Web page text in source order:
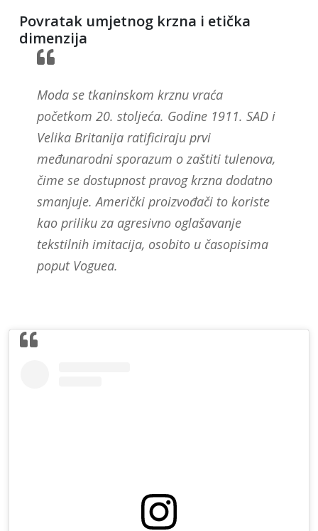
Povratak umjetnog krzna i etička
dimenzija
Moda se tkaninskom krznu vraća
početkom 20. stoljeća. Godine 1911. SAD i
Velika Britanija ratificiraju prvi
međunarodni sporazum o zaštiti tulenova,
čime se dostupnost pravog krzna dodatno
smanjuje. Američki proizvođači to koriste
kao priliku za agresivno oglašavanje
tekstilnih imitacija, osobito u časopisima
poput Voguea.